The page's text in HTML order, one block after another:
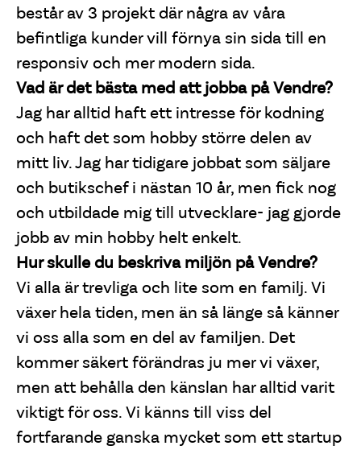
består av 3 projekt där några av våra
befintliga kunder vill förnya sin sida till en
responsiv och mer modern sida.
Vad är det bästa med att jobba på Vendre?
Jag har alltid haft ett intresse för kodning
och haft det som hobby större delen av
mitt liv. Jag har tidigare jobbat som säljare
och butikschef i nästan 10 år, men fick nog
och utbildade mig till utvecklare- jag gjorde
jobb av min hobby helt enkelt.
Hur skulle du beskriva miljön på Vendre?
Vi alla är trevliga och lite som en familj. Vi
växer hela tiden, men än så länge så känner
vi oss alla som en del av familjen. Det
kommer säkert förändras ju mer vi växer,
men att behålla den känslan har alltid varit
viktigt för oss. Vi känns till viss del
fortfarande ganska mycket som ett startup